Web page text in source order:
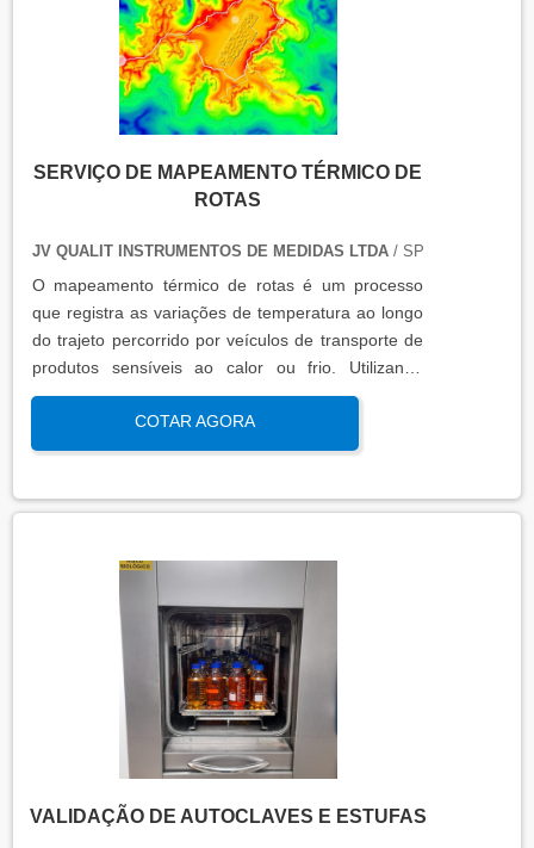
SERVIÇO DE MAPEAMENTO TÉRMICO DE
ROTAS
JV QUALIT INSTRUMENTOS DE MEDIDAS LTDA/ SP
O mapeamento térmico de rotas é um processo
que registra as variações de temperatura ao longo
do trajeto percorrido por veículos de transporte de
produtos sensíveis ao calor ou frio. Utilizando
sensores calibrados e registradores de dados, essa
análise garante que os padrões térmicos estejam
dentro das faixas exigidas por normas regulatórias,
transportado.
COTAR AGORA
VALIDAÇÃO DE AUTOCLAVES E ESTUFAS